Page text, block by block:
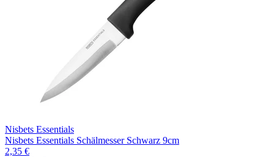
Nisbets Essentials
Nisbets Essentials Schälmesser Schwarz 9cm
2,35 €